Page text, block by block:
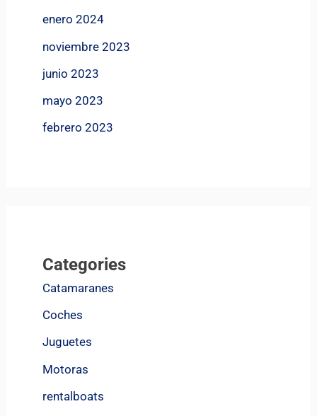
enero 2024
noviembre 2023
junio 2023
mayo 2023
febrero 2023
Categories
Catamaranes
Coches
Juguetes
Motoras
rentalboats